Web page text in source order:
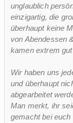
unglaublich
einzigartig, die
überhaupt keine
von Abendessen
kamen extrem
Wir haben uns
und überhaupt
abgearbeitet
Man merkt, ihr
gemacht bei